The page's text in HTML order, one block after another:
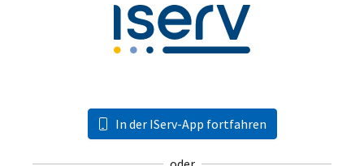
In der IServ-App fortfahren